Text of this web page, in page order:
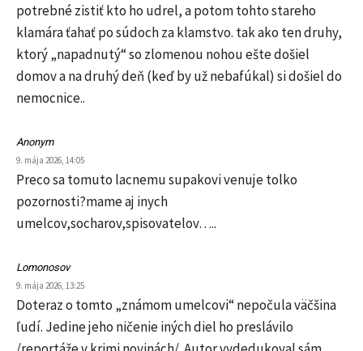
potrebné zistiť kto ho udrel, a potom tohto stareho
klamára ťahať po súdoch za klamstvo. tak ako ten druhy,
ktorý „napadnutý“ so zlomenou nohou ešte došiel
domov a na druhý deň (keď by už nebafúkal) si došiel do
nemocnice..
Anonym
9. mája 2026, 14:05
Preco sa tomuto lacnemu supakovi venuje tolko
pozornosti?mame aj inych
umelcov,socharov,spisovatelov…..
Lomonosov
9. mája 2026, 13:25
Doteraz o tomto „známom umelcovi“ nepočula väčšina
ľudí. Jedine jeho ničenie iných diel ho preslávilo